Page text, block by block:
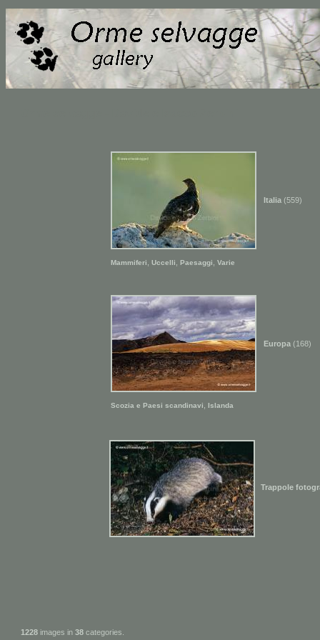
Italia (559)
Mammiferi Uccelli Paesaggi Varie
Europa (168)
Scozia e Paesi scandinavi Islanda
Trappole
1228 images in 38 categories.